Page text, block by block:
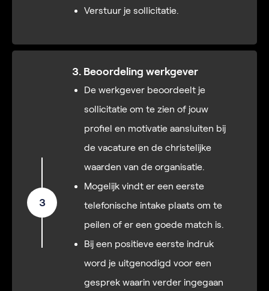
Verstuur je sollicitatie.
3
3. Beoordeling werkgever
De werkgever beoordeelt je
sollicitatie om te zien of jouw
profiel en motivatie aansluiten bij
de vacature en de christelijke
waarden van de organisatie.
Mogelijk vindt er een eerste
telefonische intake plaats om te
peilen of er een goede match is.
Bij een positieve eerste indruk
word je uitgenodigd voor een
gesprek waarin verder ingegaan